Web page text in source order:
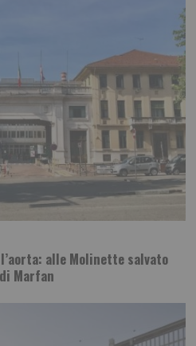
alle Molinette salvato
Marfan